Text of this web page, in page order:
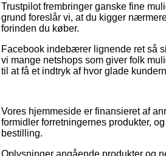
Trustpilot frembringer ganske fine
grund foreslår vi, at du kigger
forinden du køber.
Facebook indebærer lignende ret så
vi mange netshops som giver folk
til at få et indtryk af hvor glade
Vores hjemmeside er finansieret af
formidler forretningernes produkter,
bestilling.
Oplysninger angående produkter og